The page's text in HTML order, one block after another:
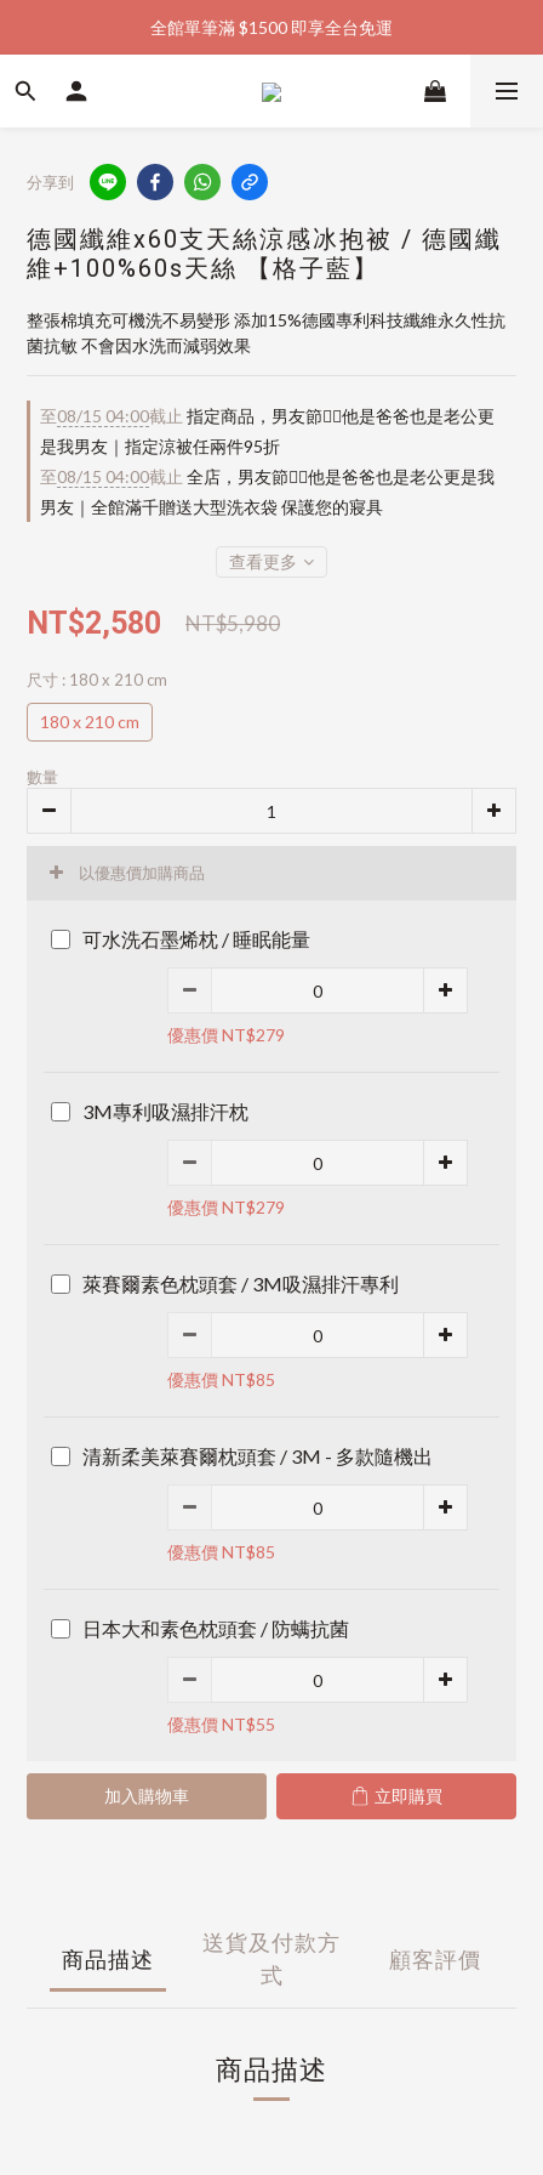
加入會員購物金  馬上領  馬上折
全館單筆滿 $1500 即享全台免運
加入會員購物金  馬上領  馬上折
分享到
德國纖維x60支天絲涼感冰抱被 / 德國纖
維+100%60s天絲 【格子藍】
整張棉填充可機洗不易變形 添加15%德國專利科技纖維永久性抗
菌抗敏 不會因水洗而減弱效果
至08/15 04:00截止 指定商品，男友節👱‍♂️他是爸爸也是老公更
是我男友｜指定涼被任兩件95折
至08/15 04:00截止 全店，男友節👱‍♂️他是爸爸也是老公更是我
男友｜全館滿千贈送大型洗衣袋 保護您的寢具
查看更多
NT$2,580 NT$5,980
尺寸 : 180 x 210 cm
180 x 210 cm
數量
以優惠價加購商品
可水洗石墨烯枕 / 睡眠能量
優惠價 NT$279
3M專利吸濕排汗枕
優惠價 NT$279
萊賽爾素色枕頭套 / 3M吸濕排汗專利
優惠價 NT$85
清新柔美萊賽爾枕頭套 / 3M - 多款隨機出
優惠價 NT$85
日本大和素色枕頭套 / 防螨抗菌
優惠價 NT$55
加入購物車 立即購買
商品描述
送貨及付款方
式
顧客評價
商品描述